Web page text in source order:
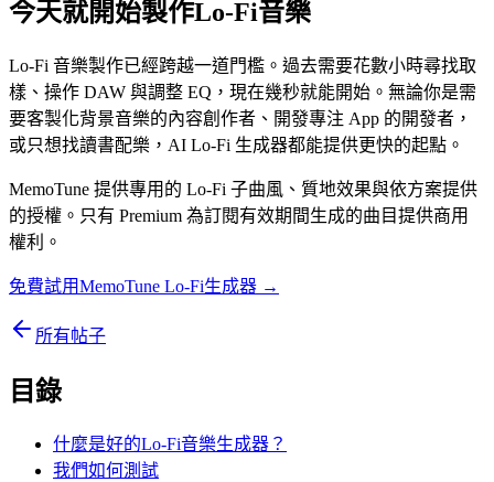
今天就開始製作Lo-Fi音樂
Lo-Fi 音樂製作已經跨越一道門檻。過去需要花數小時尋找取
樣、操作 DAW 與調整 EQ，現在幾秒就能開始。無論你是需
要客製化背景音樂的內容創作者、開發專注 App 的開發者，
或只想找讀書配樂，AI Lo-Fi 生成器都能提供更快的起點。
MemoTune 提供專用的 Lo-Fi 子曲風、質地效果與依方案提供
的授權。只有 Premium 為訂閱有效期間生成的曲目提供商用
權利。
免費試用MemoTune Lo-Fi生成器 →
所有帖子
目錄
什麼是好的Lo-Fi音樂生成器？
我們如何測試